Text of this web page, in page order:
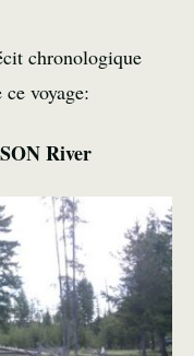
chronologique
voyage:
River